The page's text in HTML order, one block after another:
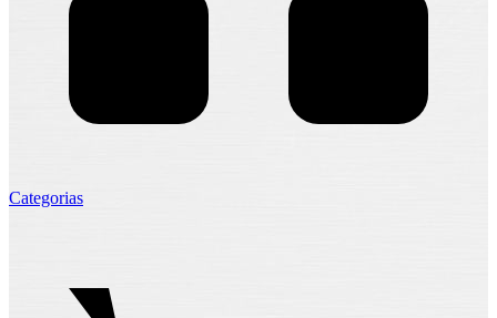
Categorias